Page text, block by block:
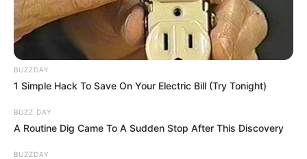
BUZZDAY
1 Simple Hack To Save On Your Electric Bill (Try Tonight)
BUZZ DAY
A Routine Dig Came To A Sudden Stop After This Discovery
BUZZDAY